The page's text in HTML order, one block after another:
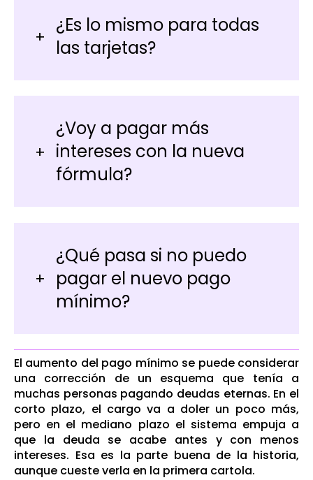
¿Es lo mismo para todas
las tarjetas?
¿Voy a pagar más
intereses con la nueva
fórmula?
¿Qué pasa si no puedo
pagar el nuevo pago
mínimo?
El aumento del pago mínimo se puede considerar
una corrección de un esquema que tenía a
muchas personas pagando deudas eternas. En el
corto plazo, el cargo va a doler un poco más,
pero en el mediano plazo el sistema empuja a
que la deuda se acabe antes y con menos
intereses. Esa es la parte buena de la historia,
aunque cueste verla en la primera cartola.